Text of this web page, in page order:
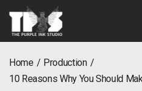
home
Production
10 reasons why you should